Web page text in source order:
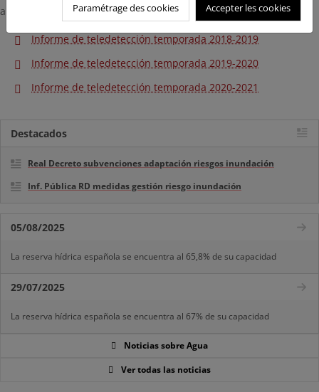
a continuación:
Informe de teledetección temporada 2018-2019
Informe de teledetección temporada 2019-2020
Informe de teledetección temporada 2020-2021
Destacados
Real Decreto subvenciones adaptación riesgos inundación
Inf. Pública RD medidas gestión riesgo inundación
05/08/2025
La reserva hídrica española se encuentra al 65,8% de su capacidad
29/07/2025
La reserva hídrica española se encuentra al 67% de su capacidad
Noticias sobre Agua
Ver todas las noticias
Paramétrage des cookies Accepter les cookies